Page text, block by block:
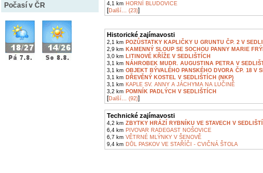
Počasí v ČR
4,1 km HORNÍ BLUDOVICE
[Další... (23)]
Historické zajímavosti
2,1 km POZŮSTATKY KAPLIČKY U GRUNTU ČP. 2 V
2,9 km KAMENNÝ SLOUP SE SOCHOU PANNY MARIE
3,0 km LITINOVÉ KŘÍŽE V SEDLIŠTÍCH
3,1 km NÁHROBEK MUDR. AUGUSTINA PETRA V
3,1 km OBJEKT BÝVALÉHO PANSKÉHO DVORA ČP. 18 V
3,1 km DŘEVĚNÝ KOSTEL V SEDLIŠTÍCH (NKP)
3,1 km KAPLE SV. ANNY A JÁCHYMA NA LUČINĚ
3,2 km POMNÍK PADLÝCH V SEDLIŠTÍCH
[Další... (92)]
Technické zajímavosti
4,2 km ZBYTKY HRÁZÍ RYBNÍKU VE STAVECH V
6,4 km PIVOVAR RADEGAST NOŠOVICE
6,7 km VĚTRNÉ MLÝNKY V ŠENOVĚ
9,4 km DŮL PASKOV VE STAŘÍČI - CVIČNÁ ŠTOLA